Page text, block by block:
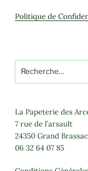
Politique de
pour
La Papeterie des
7 rue de l’arsault
24350 Grand Brassac
06 32 64 07 85